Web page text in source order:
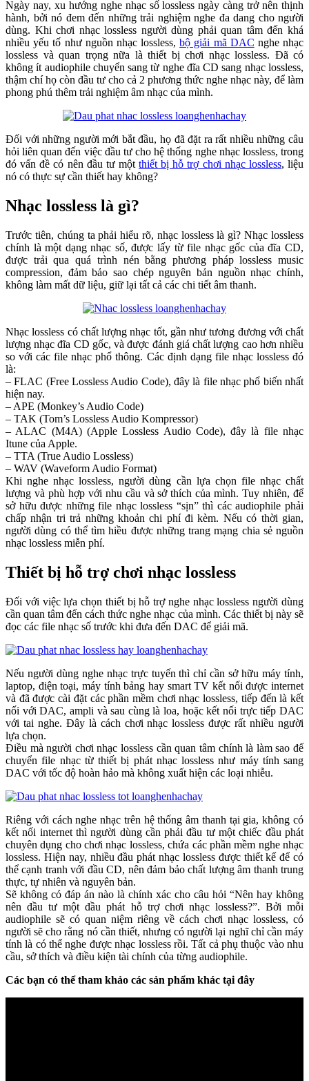
Ngày nay, xu hướng nghe nhạc số lossless ngày càng trở nên thịnh
hành, bởi nó đem đến những trải nghiệm nghe đa dang cho người
dùng. Khi chơi nhạc lossless người dùng phải quan tâm đến khá
nhiều yếu tố như nguồn nhạc lossless,bộ giải mã DAC nghe nhạc
lossless và quan trọng nữa là thiết bị chơi nhạc lossless. Đã có
không ít audiophile chuyển sang từ nghe đĩa CD sang nhạc lossless,
thậm chí họ còn đầu tư cho cả 2 phương thức nghe nhạc này, để làm
phong phú thêm trải nghiệm âm nhạc của mình.
Đối với những người mới bắt đầu, họ đã đặt ra rất nhiều những câu
hỏi liên quan đến việc đầu tư cho hệ thống nghe nhạc lossless, trong
đó vấn đề có nên đầu tư mộtthiết bị hỗ trợ chơi nhạc lossless, liệu
nó có thực sự cần thiết hay không?
Nhạc lossless là gì?
Trước tiên, chúng ta phải hiểu rõ, nhạc lossless là gì? Nhạc lossless
chính là một dạng nhạc số, được lấy từ file nhạc gốc của đĩa CD,
được trải qua quá trình nén bằng phương pháp lossless music
compression, đảm bảo sao chép nguyên bản nguồn nhạc chính,
không làm mất dữ liệu, giữ lại tất cả các chi tiết âm thanh.
Nhạc lossless có chất lượng nhạc tốt, gần như tương đương với chất
lượng nhạc đĩa CD gốc, và được đánh giá chất lượng cao hơn nhiều
so với các file nhạc phổ thông. Các định dạng file nhạc lossless đó
là:
– FLAC (Free Lossless Audio Code), đây là file nhạc phổ biến nhất
hiện nay.
– APE (Monkey’s Audio Code)
– TAK (Tom’s Lossless Audio Kompressor)
– ALAC (M4A) (Apple Lossless Audio Code), đây là file nhạc
Itune của Apple.
– TTA (True Audio Lossless)
– WAV (Waveform Audio Format)
Khi nghe nhạc lossless, người dùng cần lựa chọn file nhạc chất
lượng và phù hợp với nhu cầu và sở thích của mình. Tuy nhiên, để
sở hữu được những file nhạc lossless “sịn” thì các audiophile phải
chấp nhận tri trả những khoản chi phí đi kèm. Nếu có thời gian,
người dùng có thể tìm hiều được những trang mạng chia sẻ nguồn
nhạc lossless miễn phí.
Thiết bị hỗ trợ chơi nhạc lossless
Đối với việc lựa chọn thiết bị hỗ trợ nghe nhạc lossless người dùng
cần quan tâm đến cách thức nghe nhạc của mình. Các thiết bị này sẽ
đọc các file nhạc số trước khi đưa đến DAC để giải mã.
Nếu người dùng nghe nhạc trực tuyến thì chỉ cần sở hữu máy tính,
laptop, điện toại, máy tính bảng hay smart TV kết nối được internet
và đã được cài đặt các phần mềm chơi nhạc lossless, tiếp đến là kết
nối với DAC, ampli và sau cùng là loa, hoặc kết nối trực tiếp DAC
với tai nghe. Đây là cách chơi nhạc lossless được rất nhiều người
lựa chọn.
Điều mà người chơi nhạc lossless cần quan tâm chính là làm sao để
chuyển file nhạc từ thiết bị phát nhạc lossless như máy tính sang
DAC với tốc độ hoàn hảo mà không xuất hiện các loại nhiễu.
Riêng với cách nghe nhạc trên hệ thống âm thanh tại gia, không có
kết nối internet thì người dùng cần phải đầu tư một chiếc đầu phát
chuyên dụng cho chơi nhạc lossless, chứa các phần mềm nghe nhạc
lossless. Hiện nay, nhiều đầu phát nhạc lossless được thiết kế để có
thể cạnh tranh với đầu CD, nên đảm bảo chất lượng âm thanh trung
thực, tự nhiên và nguyên bản.
Sẽ không có đáp án nào là chính xác cho câu hỏi “Nên hay không
nên đầu tư một đầu phát hỗ trợ chơi nhạc lossless?”. Bởi mỗi
audiophile sẽ có quan niệm riêng về cách chơi nhạc lossless, có
người sẽ cho rằng nó cần thiết, nhưng có người lại nghĩ chỉ cần máy
tính là có thể nghe được nhạc lossless rồi. Tất cả phụ thuộc vào nhu
cầu, sở thích và điều kiện tài chính của từng audiophile.
Các bạn có thể tham khảo các sản phẩm khác tại đây